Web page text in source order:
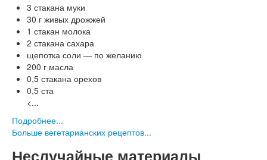
3 стакана муки
30 г живых дрожжей
1 стакан молока
2 стакана сахара
щепотка соли — по желанию
200 г масла
0,5 стакана орехов
0,5 ста
<...
Подробнее...
Больше вегетарианских рецептов...
Неслучайные материалы